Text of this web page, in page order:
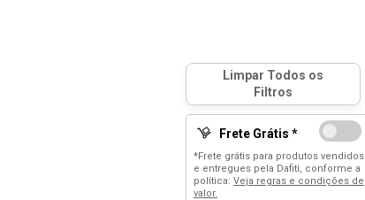
Frete Grátis *
*Frete grátis para produtos vendidos
e entregues pela Dafiti, conforme a
política: Veja regras e condições de
valor.